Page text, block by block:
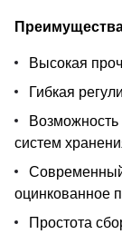
Высокая
Гибкая
систем
оцинкованное
Простота